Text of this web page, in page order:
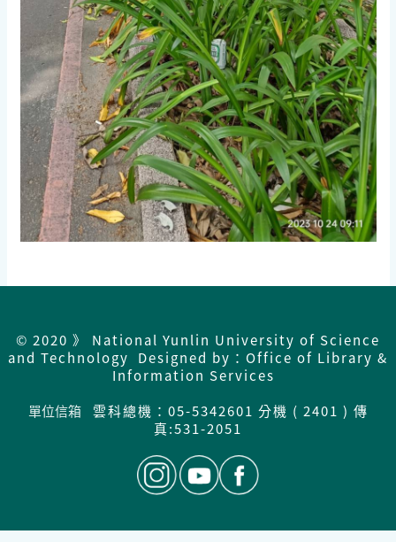
© 2020 》 National Yunlin University of Science
and Technology Designed by：Office of Library &
Information Services
單位信箱
雲科總機：05-5342601 分機 ( 2401 ) 傳
真:531-2051